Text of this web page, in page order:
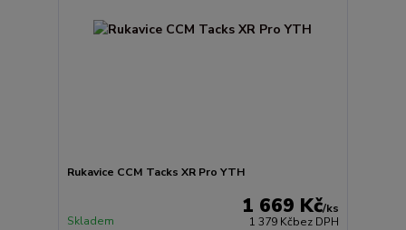
Rukavice CCM Tacks XR Pro YTH
1 669 Kč/ks
1 379 Kčbez DPH
Skladem